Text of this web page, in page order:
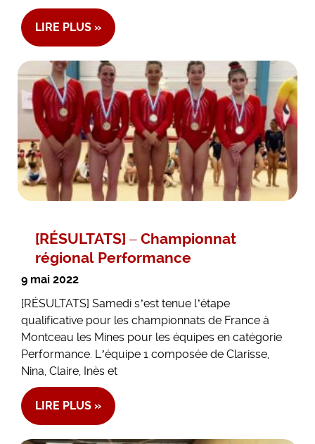
LIRE PLUS »
[RÉSULTATS] – Championnat
régional Performance
9 mai 2022
[RÉSULTATS] Samedi s’est tenue l’étape
qualificative pour les championnats de France à
Montceau les Mines pour les équipes en catégorie
Performance. L’équipe 1 composée de Clarisse,
Nina, Claire, Inès et
LIRE PLUS »